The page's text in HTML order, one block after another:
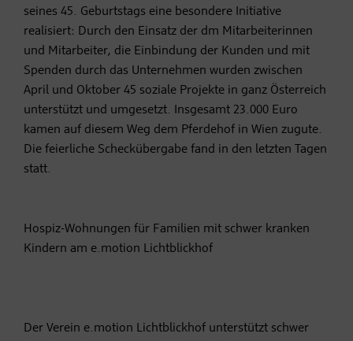
seines 45. Geburtstags eine besondere Initiative
realisiert: Durch den Einsatz der dm Mitarbeiterinnen
und Mitarbeiter, die Einbindung der Kunden und mit
Spenden durch das Unternehmen wurden zwischen
April und Oktober 45 soziale Projekte in ganz Österreich
unterstützt und umgesetzt. Insgesamt 23.000 Euro
kamen auf diesem Weg dem Pferdehof in Wien zugute.
Die feierliche Scheckübergabe fand in den letzten Tagen
statt.
Hospiz-Wohnungen für Familien mit schwer kranken
Kindern am e.motion Lichtblickhof
Der Verein e.motion Lichtblickhof unterstützt schwer